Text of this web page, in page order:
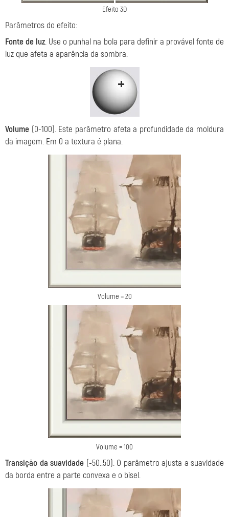
Efeito 3D
Parâmetros do efeito:
Fonte de luz. Use o punhal na bola para definir a provável fonte de
luz que afeta a aparência da sombra.
Volume (0-100). Este parâmetro afeta a profundidade da moldura
da imagem. Em 0 a textura é plana.
Volume = 20
Volume = 100
Transição da suavidade (-50..50). O parâmetro ajusta a suavidade
da borda entre a parte convexa e o bisel.